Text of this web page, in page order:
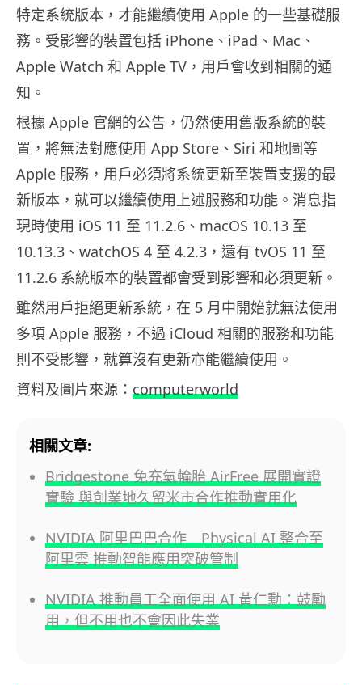
特定系統版本，才能繼續使用 Apple 的一些基礎服
務。受影響的裝置包括 iPhone、iPad、Mac、
Apple Watch 和 Apple TV，用戶會收到相關的通
知。
根據 Apple 官網的公告，仍然使用舊版系統的裝
置，將無法對應使用 App Store、Siri 和地圖等
Apple 服務，用戶必須將系統更新至裝置支援的最
新版本，就可以繼續使用上述服務和功能。消息指
現時使用 iOS 11 至 11.2.6、macOS 10.13 至
10.13.3、watchOS 4 至 4.2.3，還有 tvOS 11 至
11.2.6 系統版本的裝置都會受到影響和必須更新。
雖然用戶拒絕更新系統，在 5 月中開始就無法使用
多項 Apple 服務，不過 iCloud 相關的服務和功能
則不受影響，就算沒有更新亦能繼續使用。
資料及圖片來源： computerworld
相關文章:
Bridgestone 免充氣輪胎 AirFree 展開實證
實驗 與創業地久留米市合作推動實用化
NVIDIA 阿里巴巴合作 Physical AI 整合至
阿里雲 推動智能應用突破管制
NVIDIA 推動員工全面使用 AI 黃仁勳：鼓勵
用，但不用也不會因此失業